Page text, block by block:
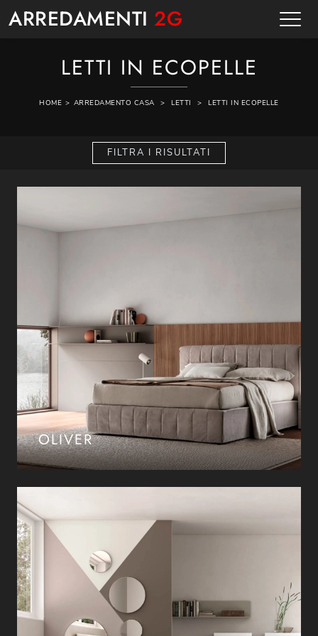
ARREDAMENTI 2G
LETTI IN ECOPELLE
HOME > ARREDAMENTO CASA > LETTI > LETTI IN ECOPELLE
FILTRA I RISULTATI
OLIVER